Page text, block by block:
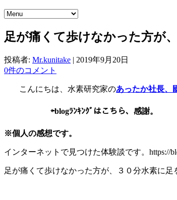
足が痛くて歩けなかった方が
投稿者: Mr.kunitake | 2019年9月20日
0件のコメント
こんにちは、水素研究家のあったか社長、
⇦blogﾗﾝｷﾝｸﾞはこちら、感謝。
※個人の感想です。
インターネットで見つけた体験談です。https://
足が痛くて歩けなかった方が、３０分水素に